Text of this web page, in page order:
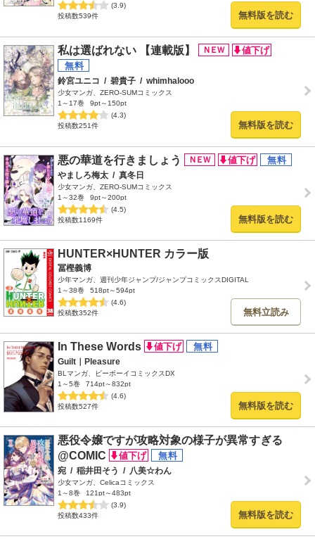
(3.9)
投稿数539件
無料版を読む
私は選ばれない 【連載版】
鈴宮ユニコ / 碧貴子 / whimhalooo
少女マンガ、ZERO-SUMコミックス
1～17巻
9pt～150pt
(4.3)
投稿数251件
無料版を読む
悪の華道を行きましょう
やましろ梅太 / 真冬日
少女マンガ、ZERO-SUMコミックス
1～32巻
9pt～200pt
(4.5)
投稿数1169件
無料版を読む
HUNTER×HUNTER カラー版
冨樫義博
少年マンガ、週刊少年ジャンプ/ジャンプコミックスDIGITAL
1～38巻
518pt～594pt
(4.6)
投稿数352件
無料立読み
In These Words
Guilt｜Pleasure
BLマンガ、ビーボーイコミックスDX
1～5巻
714pt～832pt
(4.6)
投稿数527件
無料版を読む
悪役令嬢ですが攻略対象の様子が異常すぎる
@COMIC
宛 / 稲井田そう / 八美☆わん
少女マンガ、Celicaコミックス
1～8巻
121pt～483pt
(3.9)
投稿数433件
無料版を読む